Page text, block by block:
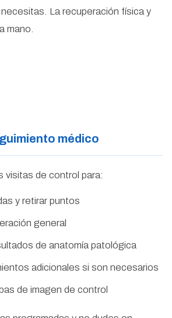
La recuperación física y
mano.
médico
visitas de control para:
y retirar puntos
general
de anatomía patológica
adicionales si son necesarios
de imagen de control